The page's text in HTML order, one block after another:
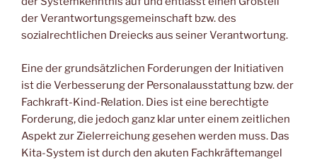
der Verantwortungsgemeinschaft bzw. des
sozialrechtlichen Dreiecks aus seiner Verantwortung.
Eine der grundsätzlichen Forderungen der Initiativen
ist die Verbesserung der Personalausstattung bzw. der
Fachkraft-Kind-Relation. Dies ist eine berechtigte
Forderung, die jedoch ganz klar unter einem zeitlichen
Aspekt zur Zielerreichung gesehen werden muss. Das
Kita-System ist durch den akuten Fachkräftemangel